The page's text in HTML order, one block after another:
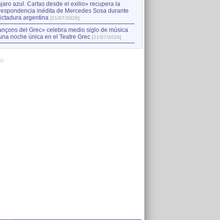
azul. Cartas desde el exilio» recupera la
inédita de Mercedes Sosa durante
argentina [21/07/2026]
del Grec» celebra medio siglo de música
noche única en el Teatre Grec [21/07/2026]